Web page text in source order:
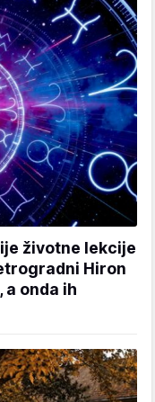
životne lekcije
Hiron
onda ih